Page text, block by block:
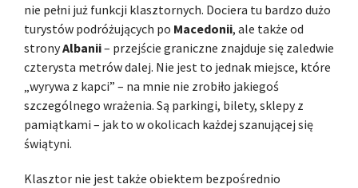
nie pełni już funkcji klasztornych. Dociera tu bardzo dużo
turystów podróżujących po Macedonii, ale także od
stronyAlbanii– przejście graniczne znajduje się zaledwie
czterysta metrów dalej. Nie jest to jednak miejsce, które
„wyrywa z kapci” – na mnie nie zrobiło jakiegoś
szczególnego wrażenia. Są parkingi, bilety, sklepy z
pamiątkami – jak to w okolicach każdej szanującej się
świątyni.
Klasztor nie jest także obiektem bezpośrednio